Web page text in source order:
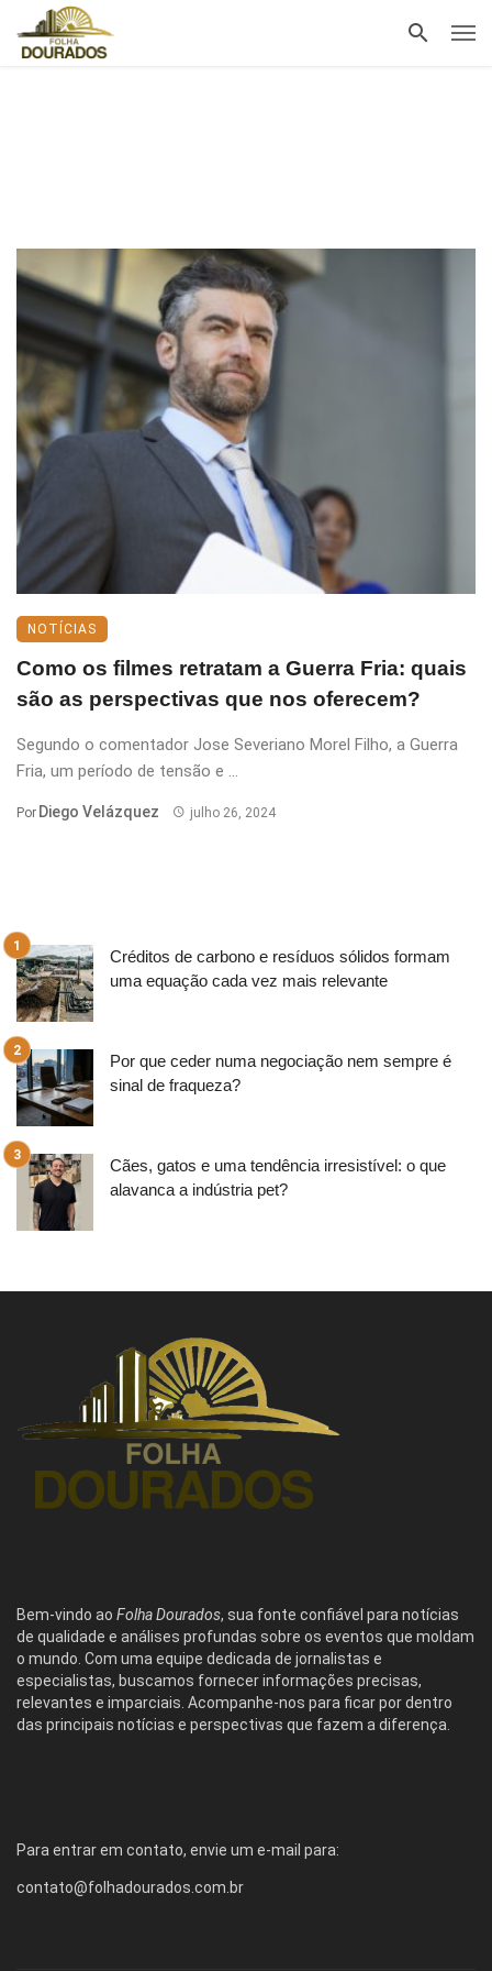
NOTÍCIAS
Como os filmes retratam a Guerra Fria: quais
são as perspectivas que nos oferecem?
Segundo o comentador Jose Severiano Morel Filho, a Guerra
Fria, um período de tensão e ...
Por Diego Velázquez julho 26, 2024
Créditos de carbono e resíduos sólidos formam
uma equação cada vez mais relevante
Por que ceder numa negociação nem sempre é
sinal de fraqueza?
Cães, gatos e uma tendência irresistível: o que
alavanca a indústria pet?
Bem-vindo ao Folha Dourados, sua fonte confiável para notícias
de qualidade e análises profundas sobre os eventos que moldam
o mundo. Com uma equipe dedicada de jornalistas e
especialistas, buscamos fornecer informações precisas,
relevantes e imparciais. Acompanhe-nos para ficar por dentro
das principais notícias e perspectivas que fazem a diferença.
Para entrar em contato, envie um e-mail para:
contato@folhadourados.com.br